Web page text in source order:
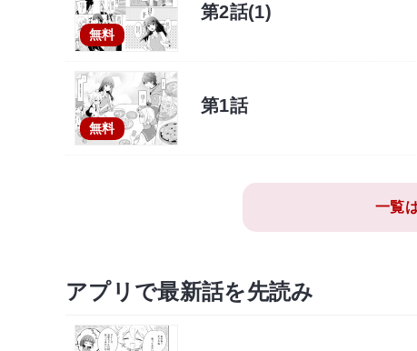
無料
第2話(1)
無料
第1話
一覧
アプリで最新話を先読み